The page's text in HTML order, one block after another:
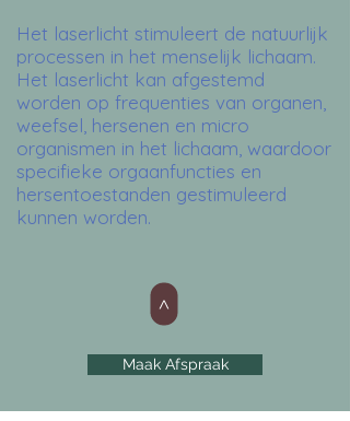
Het laserlicht stimuleert de natuurlijk
processen in het menselijk lichaam.
Het laserlicht kan afgestemd
worden op frequenties van organen,
weefsel, hersenen en micro
organismen in het lichaam, waardoor
specifieke orgaanfuncties en
hersentoestanden gestimuleerd
kunnen worden.
>
Maak Afspraak